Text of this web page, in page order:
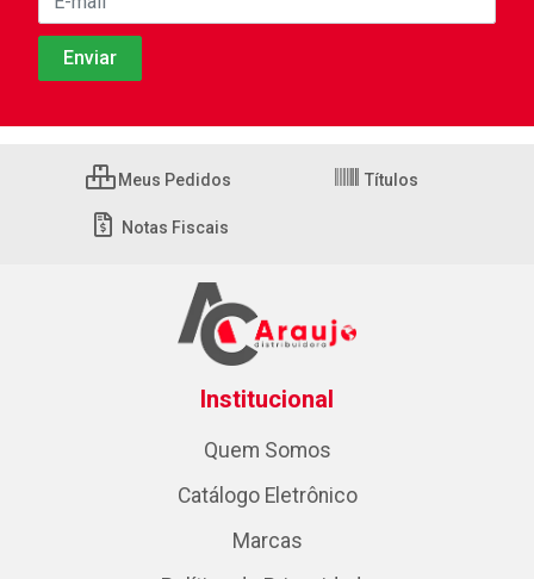
Meus Pedidos Títulos
Notas Fiscais
Institucional
Quem Somos
Catálogo Eletrônico
Marcas